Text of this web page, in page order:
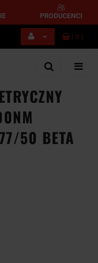
PRODUCENCI
( 0 )
50 BETA